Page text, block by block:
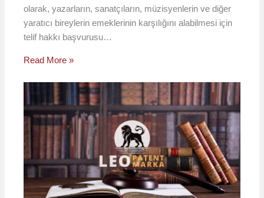
olarak, yazarların, sanatçıların, müzisyenlerin ve diğer
yaratıcı bireylerin emeklerinin karşılığını alabilmesi için
telif hakkı başvurusu…
Read More »